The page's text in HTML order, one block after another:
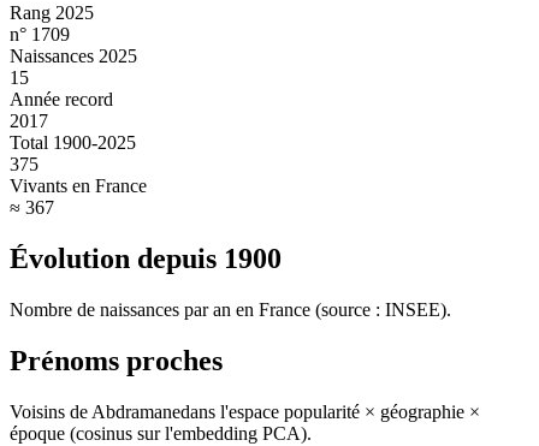
Rang 2025
n° 1709
Naissances 2025
15
Année record
2017
Total 1900-2025
375
Vivants en France
≈ 367
Évolution depuis 1900
Nombre de naissances par an en France (source : INSEE).
Prénoms proches
Voisins de Abdramanedans l'espace popularité × géographie ×
époque (cosinus sur l'embedding PCA).